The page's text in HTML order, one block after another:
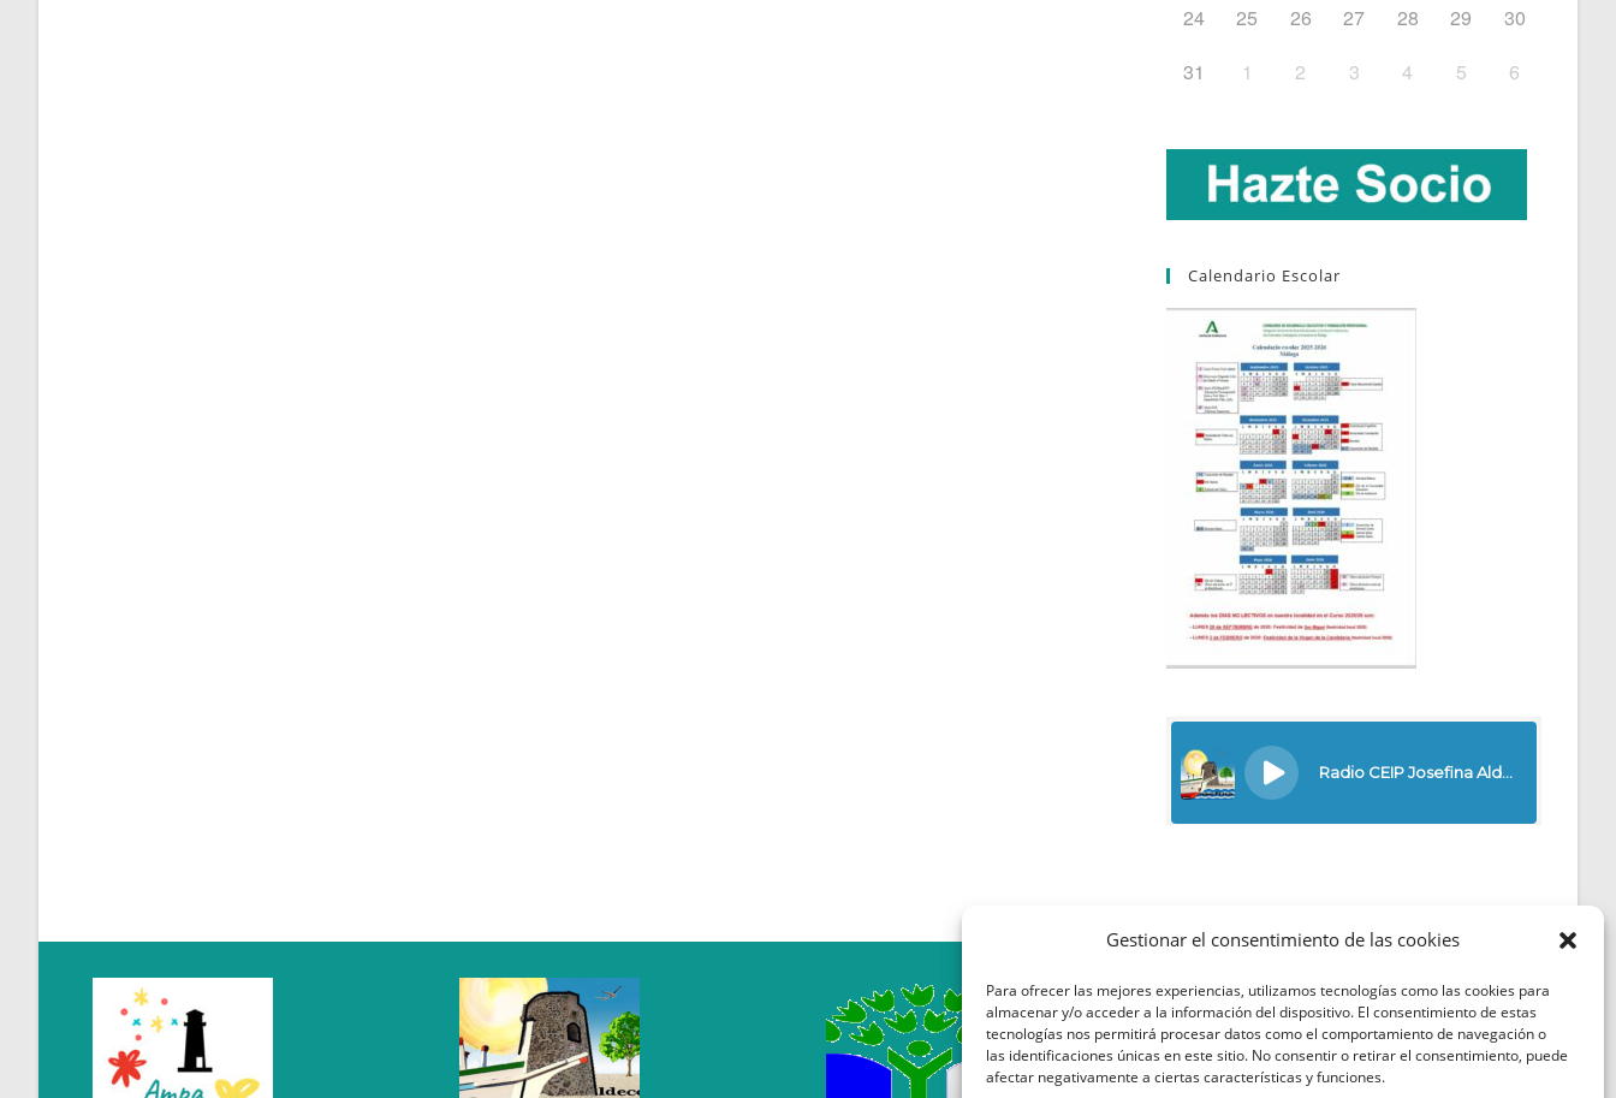
Gestionar el consentimiento de las cookies
Para ofrecer las mejores experiencias, utilizamos tecnologías como las cookies para
almacenar y/o acceder a la información del dispositivo. El consentimiento de estas
tecnologías nos permitirá procesar datos como el comportamiento de navegación o
las identificaciones únicas en este sitio. No consentir o retirar el consentimiento, puede
afectar negativamente a ciertas características y funciones.
24
25 26 27 28 29
30
31
1 2 3 4 5 6
Calendario Escolar
Política de Cookies
Política de Privacidad